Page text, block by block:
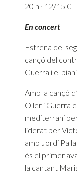
20 h · 12/15 €
En concert
Estrena del
cançó del
Guerra i el
Amb la cançó
Oller i Guerra
mediterrani
liderat per
amb Jordi
és el primer
la cantant